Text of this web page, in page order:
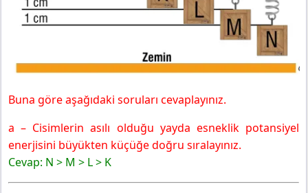
Buna göre aşağıdaki soruları cevaplayınız.
a – Cisimlerin asılı olduğu yayda esneklik potansiyel
enerjisini büyükten küçüğe doğru sıralayınız.
Cevap: N > M > L > K